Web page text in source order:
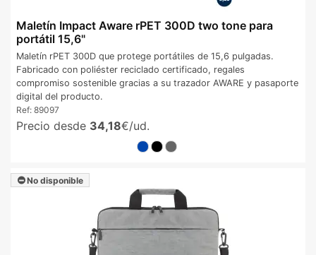
Maletín Impact Aware rPET 300D two tone para
portátil 15,6"
Maletín rPET 300D que protege portátiles de 15,6 pulgadas.
Fabricado con poliéster reciclado certificado, regales
compromiso sostenible gracias a su trazador AWARE y pasaporte
digital del producto.
Ref: 89097
Precio desde 34,18€/ud.
No disponible